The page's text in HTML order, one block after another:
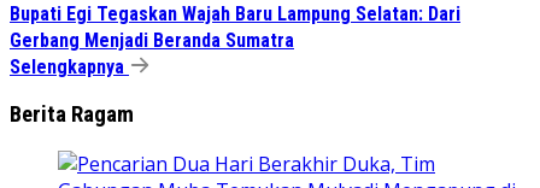
Bupati Egi Tegaskan Wajah Baru Lampung Selatan: Dari
Gerbang Menjadi Beranda Sumatra
Selengkapnya
Berita Ragam